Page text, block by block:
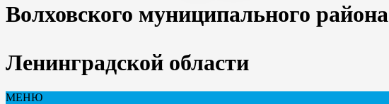
Волховского муниципального района
Ленинградской области
МЕНЮ